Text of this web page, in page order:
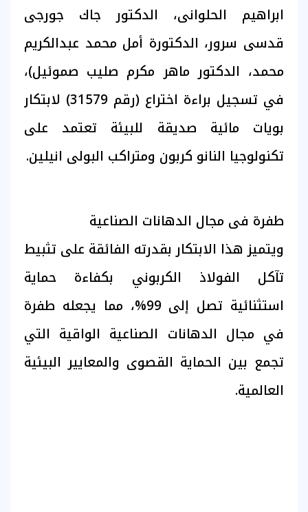
ابراهيم الحلوانى، الدكتور جاك جورجى
قدسى سرور، الدكتورة أمل محمد عبدالكريم
محمد، الدكتور ماهر مكرم صليب صموئيل)،
في تسجيل براءة اختراع (رقم 31579) لابتكار
بويات مائية صديقة للبيئة تعتمد على
تكنولوجيا النانو كربون ومتراكب البولى انيلين.
طفرة فى مجال الدهانات الصناعية
ويتميز هذا الابتكار بقدرته الفائقة على تثبيط
تآكل الفولاذ الكربوني بكفاءة حماية
استثنائية تصل إلى 99%، مما يجعله طفرة
في مجال الدهانات الصناعية الواقية التي
تجمع بين الحماية القصوى والمعايير البيئية
العالمية.